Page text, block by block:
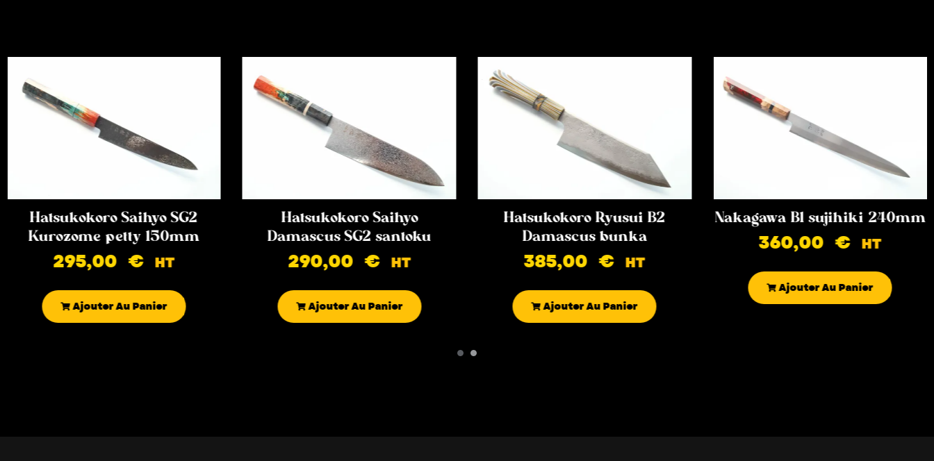
Hatsukokoro Saihyo SG2
Kurozome petty 150mm
295,00€ HT
Ajouter Au Panier
Hatsukokoro Saihyo
Damascus SG2 santoku
290,00€ HT
Ajouter Au Panier
Hatsukokoro Ryusui B2
Damascus bunka
385,00€ HT
Ajouter Au Panier
Nakagawa B1 sujihiki 240mm
360,00€ HT
Ajouter Au Panier